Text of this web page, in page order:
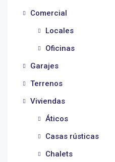
Comercial
Locales
Oficinas
Garajes
Terrenos
Viviendas
Áticos
Casas rústicas
Chalets